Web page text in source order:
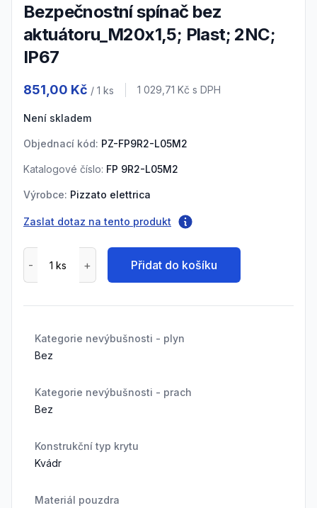
Bezpečnostní spínač bez
aktuátoru_M20x1,5; Plast; 2NC;
IP67
851,00 Kč / 1 ks Cena s DPH
1 029,71 Kč s DPH
Není skladem
Objednací kód: PZ-FP9R2-L05M2
Katalogové číslo: FP 9R2-L05M2
Výrobce: Pizzato elettrica
Zaslat dotaz na tento produkt
Přidat do košíku
Kategorie nevýbušnosti - plyn
Bez
Kategorie nevýbušnosti - prach
Bez
Konstrukční typ krytu
Kvádr
Materiál pouzdra